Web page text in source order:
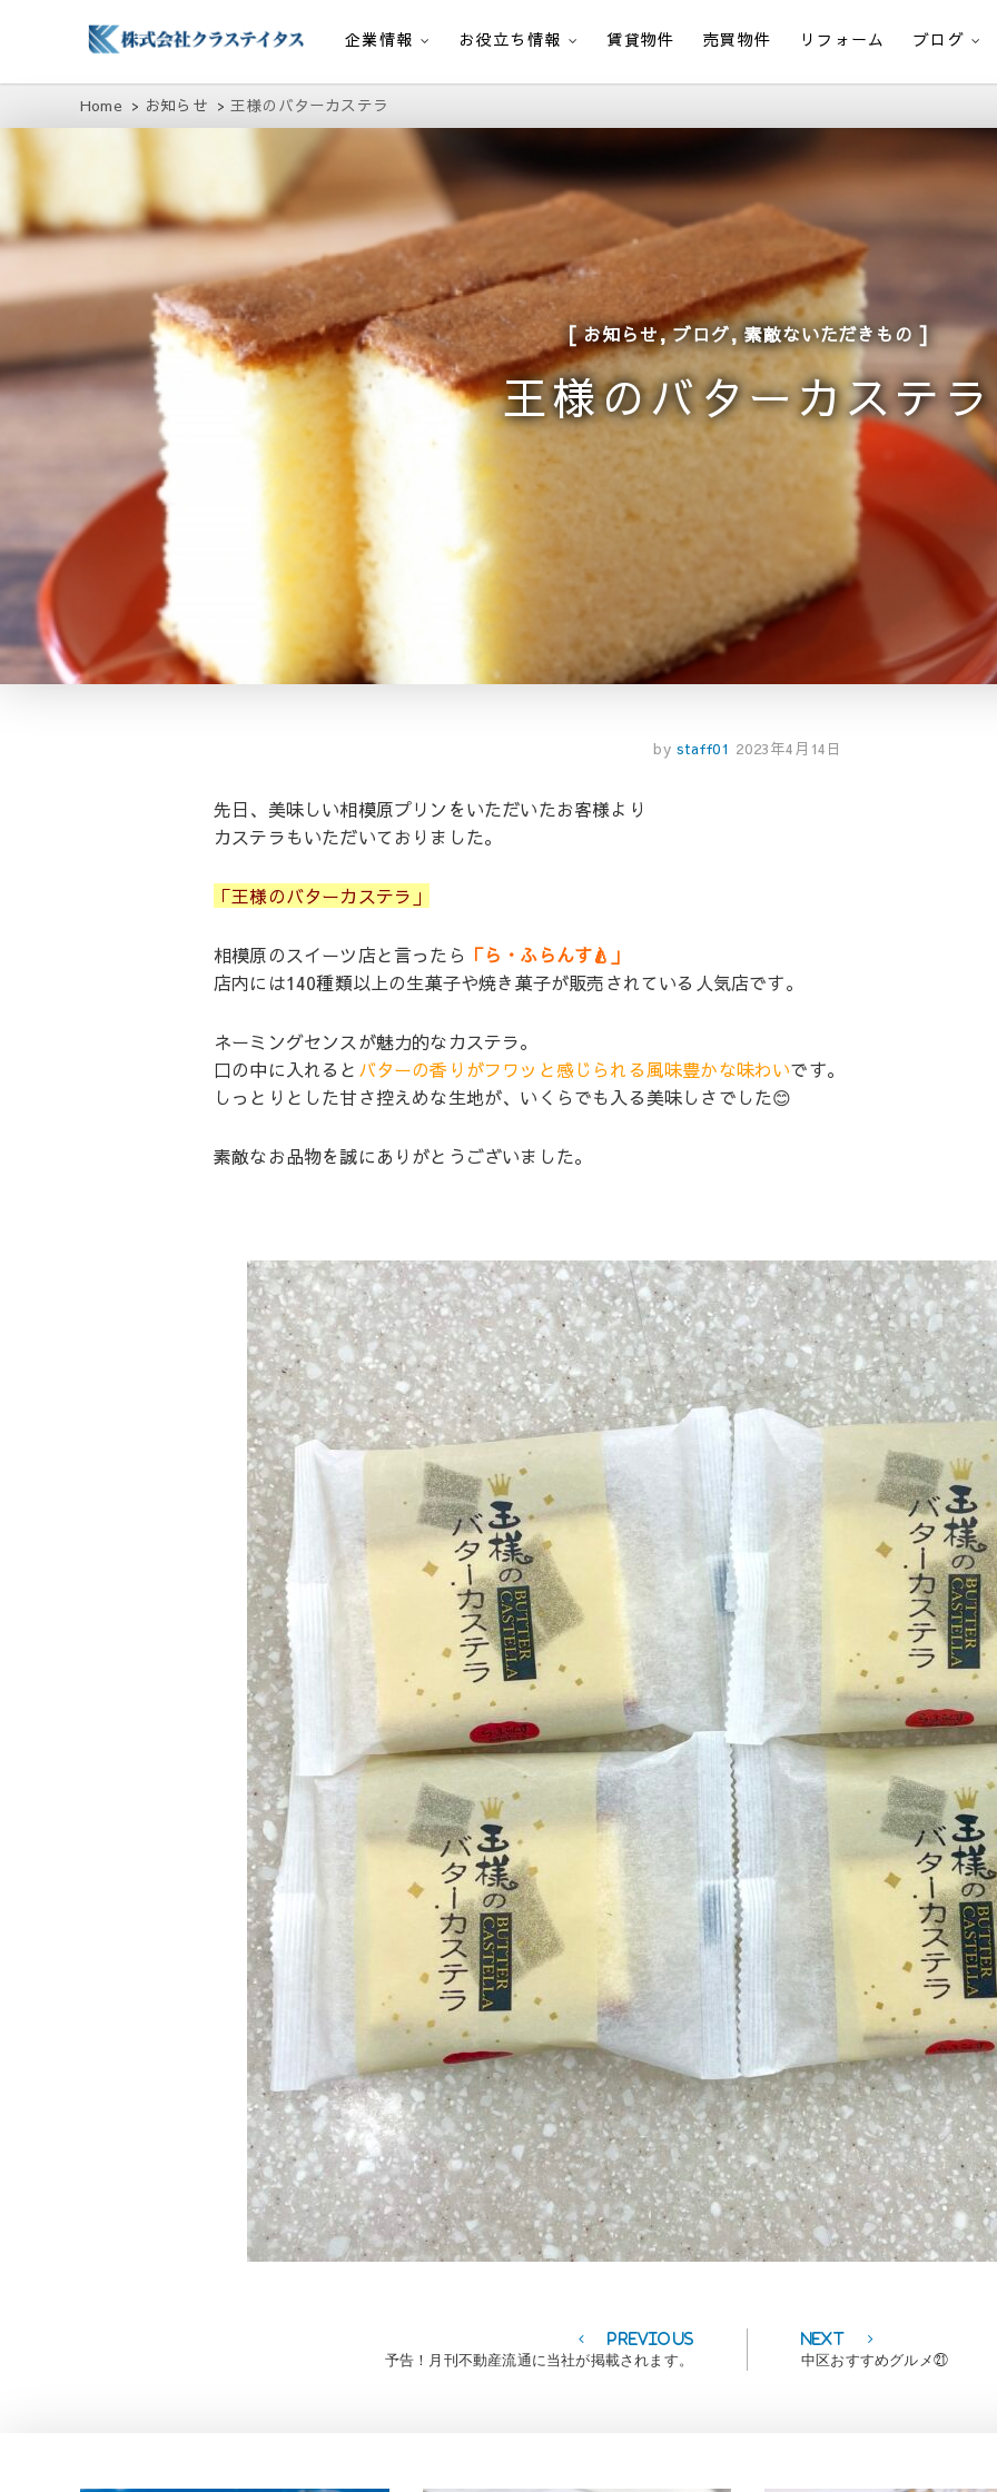
株式会社クラステイタス
企業情報 お役立ち情報 賃貸物件 売買物件 リフォーム ブログ
Home お知らせ 王様のバターカステラ
お知らせ,ブログ,素敵ないただきもの
王様のバターカステラ
by staff01 2023年4月14日
先日、美味しい相模原プリンをいただいたお客様より
カステラもいただいておりました。
「王様のバターカステラ」
相模原のスイーツ店と言ったら 「ら・ふらんす🍐」
店内には140種類以上の生菓子や焼き菓子が販売されている人気店です。
ネーミングセンスが魅力的なカステラ。
口の中に入れると バターの香りがフワッと感じられる風味豊かな味わいです。
しっとりとした甘さ控えめな生地が、いくらでも入る美味しさでした😊
素敵なお品物を誠にありがとうございました。
PreviousPrevious
予告！月刊不動産流通に当社が掲載されます。
Next
Next
post:
中区おすすめグルメ㉑